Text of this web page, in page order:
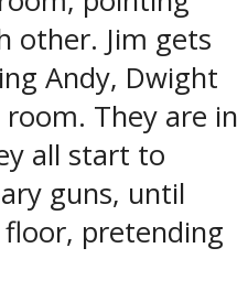
other. Jim gets
Andy, Dwight
They are in
all start to
guns, until
pretending